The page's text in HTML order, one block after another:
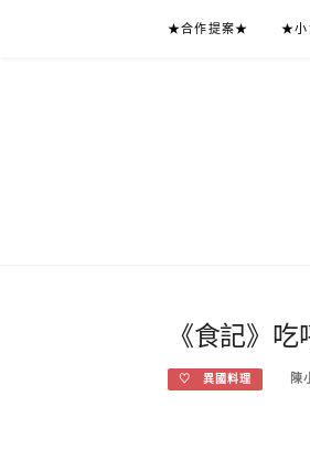
★合作提案★ ★小
《食記》
♡ 異國料理 陳